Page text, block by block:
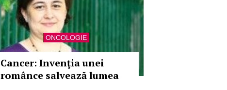
ONCOLOGIE
Cancer: Invenţia unei
românce salvează lumea